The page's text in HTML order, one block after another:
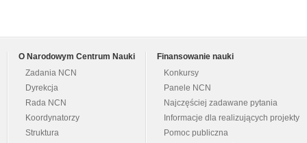
O Narodowym Centrum Nauki
Zadania NCN
Dyrekcja
Rada NCN
Koordynatorzy
Struktura
Finansowanie nauki
Konkursy
Panele NCN
Najczęściej zadawane pytania
Informacje dla realizujących projekty
Pomoc publiczna